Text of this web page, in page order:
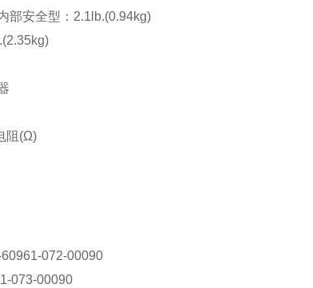
部安全型：2.1lb.(0.94kg)
阻(Ω)
072-00090
073-00090